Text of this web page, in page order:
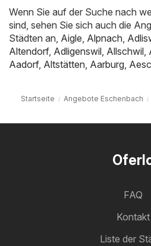
Wenn Sie auf der Suche nach
sind, sehen Sie sich auch die
Städten an, Aigle, Alpnach,
Altendorf, Adligenswil, Allschwil,
Aadorf, Altstätten, Aarburg,
Startseite Angebote Eschenbach
FAQ
Kontakt
Liste der